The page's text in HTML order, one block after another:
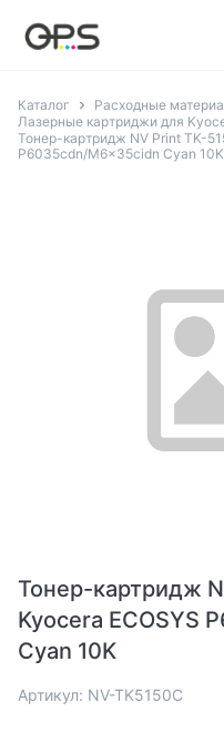
Каталог Расходные
Лазерные картриджи для
Тонер-картридж NV Print TK-
P6035cdn/M6x35cidn Cyan 10K
Тонер-картридж
Kyocera ECOSYS
Cyan 10K
Артикул: NV-TK5150C